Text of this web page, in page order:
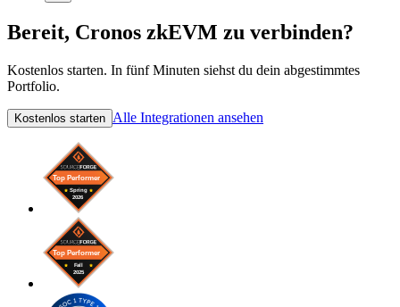
Bereit, Cronos zkEVM zu verbinden?
Kostenlos starten. In fünf Minuten siehst du dein abgestimmtes
Portfolio.
Kostenlos starten Alle Integrationen ansehen